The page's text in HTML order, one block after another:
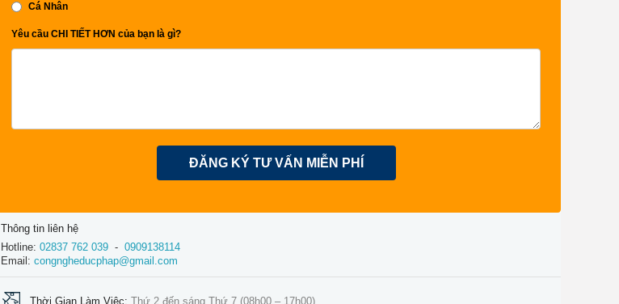
Cá Nhân
Yêu cầu CHI TIẾT HƠN của bạn là gì?
ĐĂNG KÝ TƯ VẤN MIỄN PHÍ
Thông tin liên hệ
Hotline: 02837 762 039 - 0909138114
Email: congngheducphap@gmail.com
Thời Gian Làm Việc: Thứ 2 đến sáng Thứ 7 (08h00 – 17h00)